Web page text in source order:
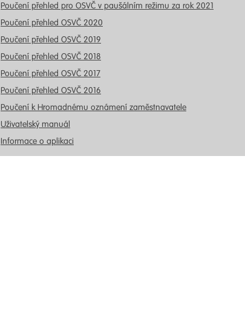
Poučení přehled pro OSVČ v paušálním režimu za rok 2021
Poučení přehled OSVČ 2020
Poučení přehled OSVČ 2019
Poučení přehled OSVČ 2018
Poučení přehled OSVČ 2017
Poučení přehled OSVČ 2016
Poučení k Hromadnému oznámení zaměstnavatele
Uživatelský manuál
Informace o aplikaci